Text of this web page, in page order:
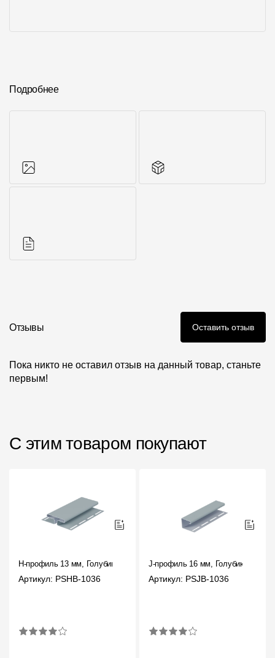
Подробнее
Отзывы Оставить отзыв
Пока никто не оставил отзыв на данный товар, станьте
первым!
С этим товаром покупают
H-профиль 13 мм, Голубика
Артикул: PSHB-1036
J-профиль 16 мм, Голубика
Артикул: PSJB-1036